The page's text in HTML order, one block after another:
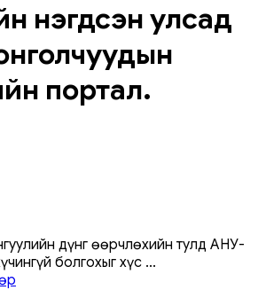
нэгдсэн улсад
портал.
дүнг өөрчлөхийн тулд АНУ-
болгохыг хүс ...